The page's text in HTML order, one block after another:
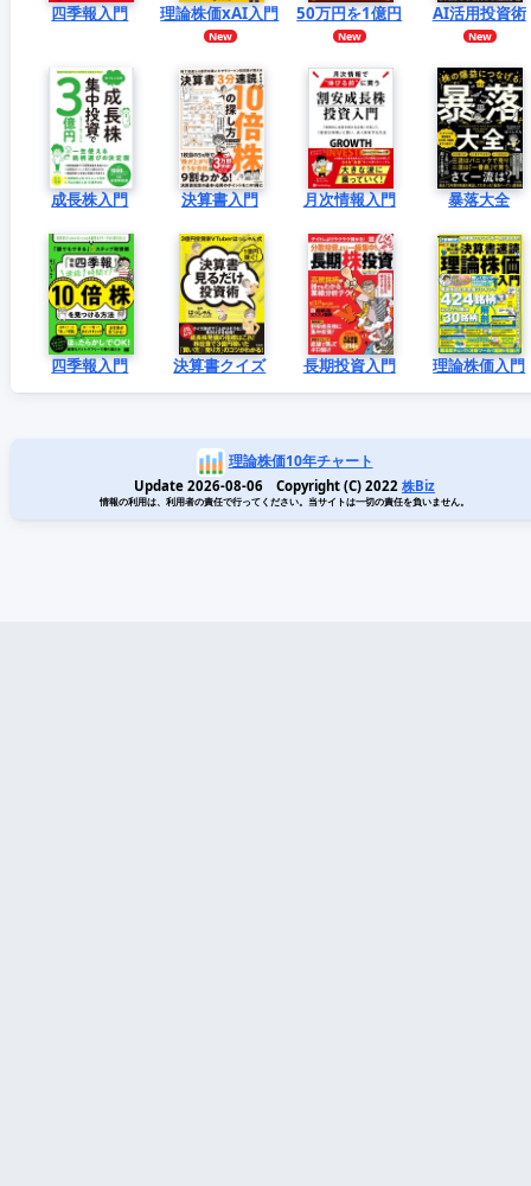
四季報入門 理論株価xAI入門 50万円を1億円 AI活用投資術
成長株入門 決算書入門 月次情報入門 暴落大全
四季報入門 決算書クイズ 長期投資入門 理論株価入門
理論株価10年チャート
Update 2026-08-06 Copyright (C) 2022 株Biz
情報の利用は、利用者の責任で行ってください。当サイトは一切の責任を負いません。